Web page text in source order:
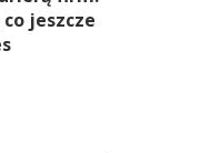
jeszcze